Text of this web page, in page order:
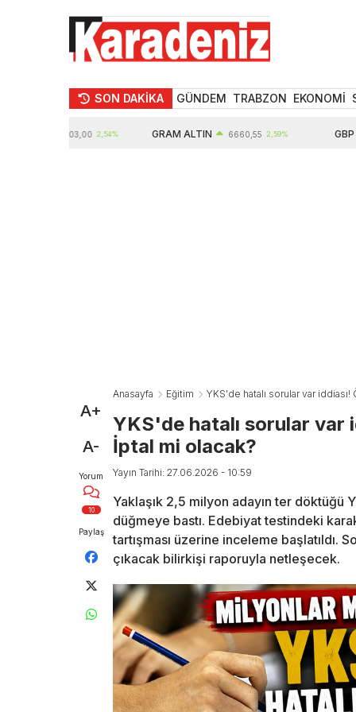
SON DAKİKA GÜNDEM TRABZON EKONOMİ
2,54% GRAM ALTIN 6660,55 2,59%
A+
A-
Yorum
10
Paylaş
Anasayfa Eğitim YKS'de hatalı sorular var
YKS'de hatalı sorular var
İptal mi olacak?
Yayın Tarihi: 27.06.2026 - 10:59
Yaklaşık 2,5 milyon adayın ter döktüğü
düğmeye bastı. Edebiyat testindeki
tartışması üzerine inceleme başlatıldı.
çıkacak bilirkişi raporuyla netleşecek.